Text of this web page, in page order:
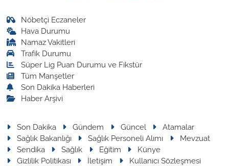
Nöbetçi Eczaneler
Hava Durumu
Namaz Vakitleri
Trafik Durumu
Süper Lig Puan Durumu ve Fikstür
Tüm Manşetler
Son Dakika Haberleri
Haber Arşivi
Son Dakika Gündem Güncel
Atamalar
Sağlık Bakanlığı
Sağlık Personeli Alımı
Mevzuat
Sendika
Sağlık Eğitim
Künye
Gizlilik Politikası
İletişim Kullanıcı Sözleşmesi